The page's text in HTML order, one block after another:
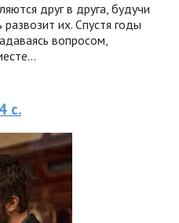
друг в друга, будучи
их. Спустя годы
вопросом,
с.